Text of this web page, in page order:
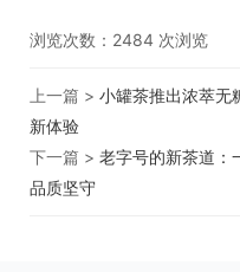
浏览次数： 2484 次浏览
上一篇 > 小罐茶推出浓萃无
新体验
下一篇 > 老字号的新茶道：
品质坚守